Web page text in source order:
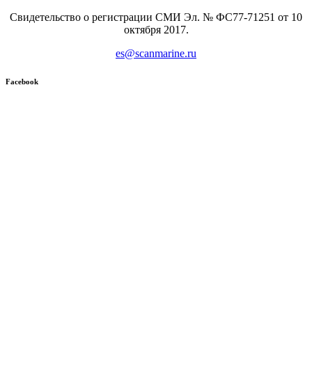
Свидетельство о регистрации СМИ Эл. № ФС77-71251 от 10
октября 2017.
es@scanmarine.ru
Facebook